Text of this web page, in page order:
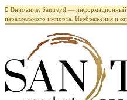
 Внимание: Santreyd — информационный
параллельного импорта. Изображения и